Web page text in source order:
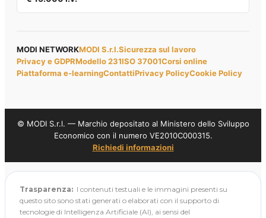
MODI NETWORKMODI S.r.l.Sicurezza sul lavoro
Privacy e GDPRModello 231ISO 37001Corsi online
Piattaforma e-learningContattiPrivacy PolicyCookie Policy
© MODI S.r.l. — Marchio depositato al Ministero dello Sviluppo
Economico con il numero VE2010C000315.
Richiedi informazioni
Trasparenza: I contenuti testuali e le immagini presenti su
questo sito sono stati generati o elaborati con il supporto di
tecnologie di Intelligenza Artificiale (AI), ai sensi del